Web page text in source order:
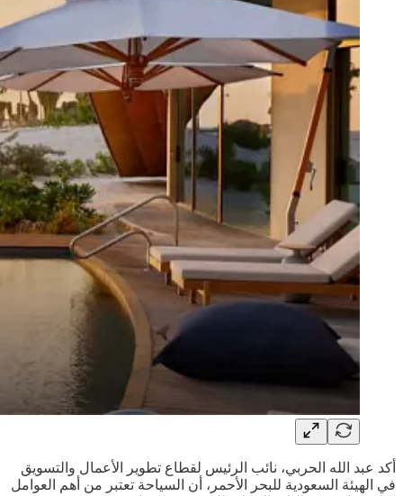
أكد عبد الله الحربي، نائب الرئيس لقطاع تطوير الأعمال والتسويق
في الهيئة السعودية للبحر الأحمر، أن السياحة تعتبر من أهم العوامل